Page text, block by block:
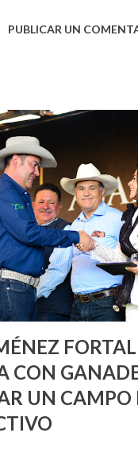
Montañez dio inicio al
y el Municipio capital.
este programa se
de pintura, para dar
F. Elizondo y la
pintura en 66 casas.
a Villas de
Alameda y Decreto
Ojo de Agua,
Hondo y en los edificios
PUBLICAR UN
CON
UN CAMPO